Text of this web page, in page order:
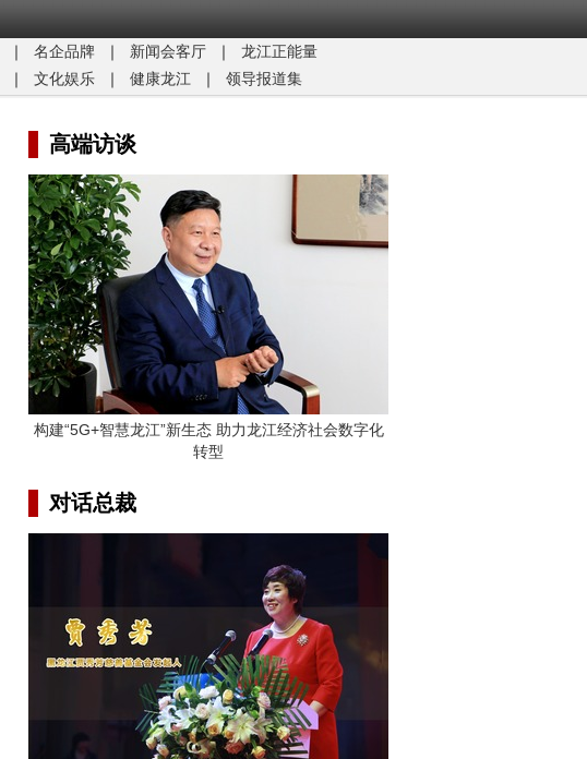
｜ 名企品牌 ｜ 新闻会客厅 ｜
龙江正能量​
｜ 文化娱乐 ｜ 健康龙江 ｜ 领导报道集
高端访谈
构建“5G+智慧龙江”新生态 助力龙江经济社会数字化
转型
对话总裁